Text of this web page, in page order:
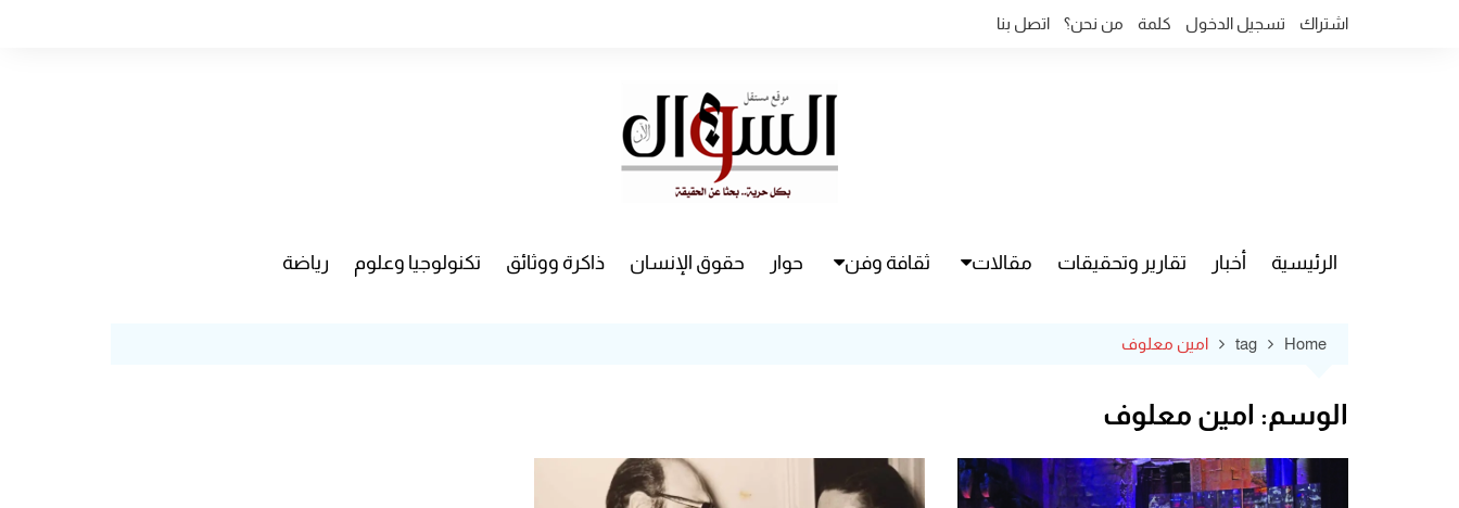
اشتراك تسجيل الدخول كلمة من نحن؟ اتصل بنا
الرئيسية أخبار تقارير وتحقيقات مقالات ثقافة وفن حوار حقوق الإنسان ذاكرة ووثائق تكنولوجيا وعلوم رياضة
Home
tag امين معلوف
الوسم: امين معلوف